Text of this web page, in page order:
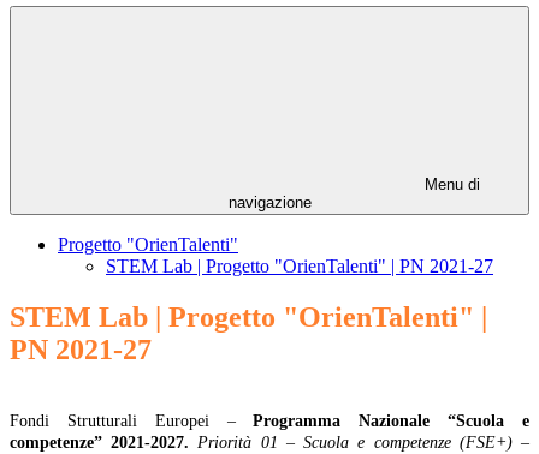
Menu di
navigazione
Progetto "OrienTalenti"
STEM Lab | Progetto "OrienTalenti" | PN 2021-27
STEM Lab | Progetto "OrienTalenti" |
PN 2021-27
Fondi Strutturali Europei –Programma Nazionale “Scuola e
competenze” 2021-2027.Priorità 01 – Scuola e competenze (FSE+) –